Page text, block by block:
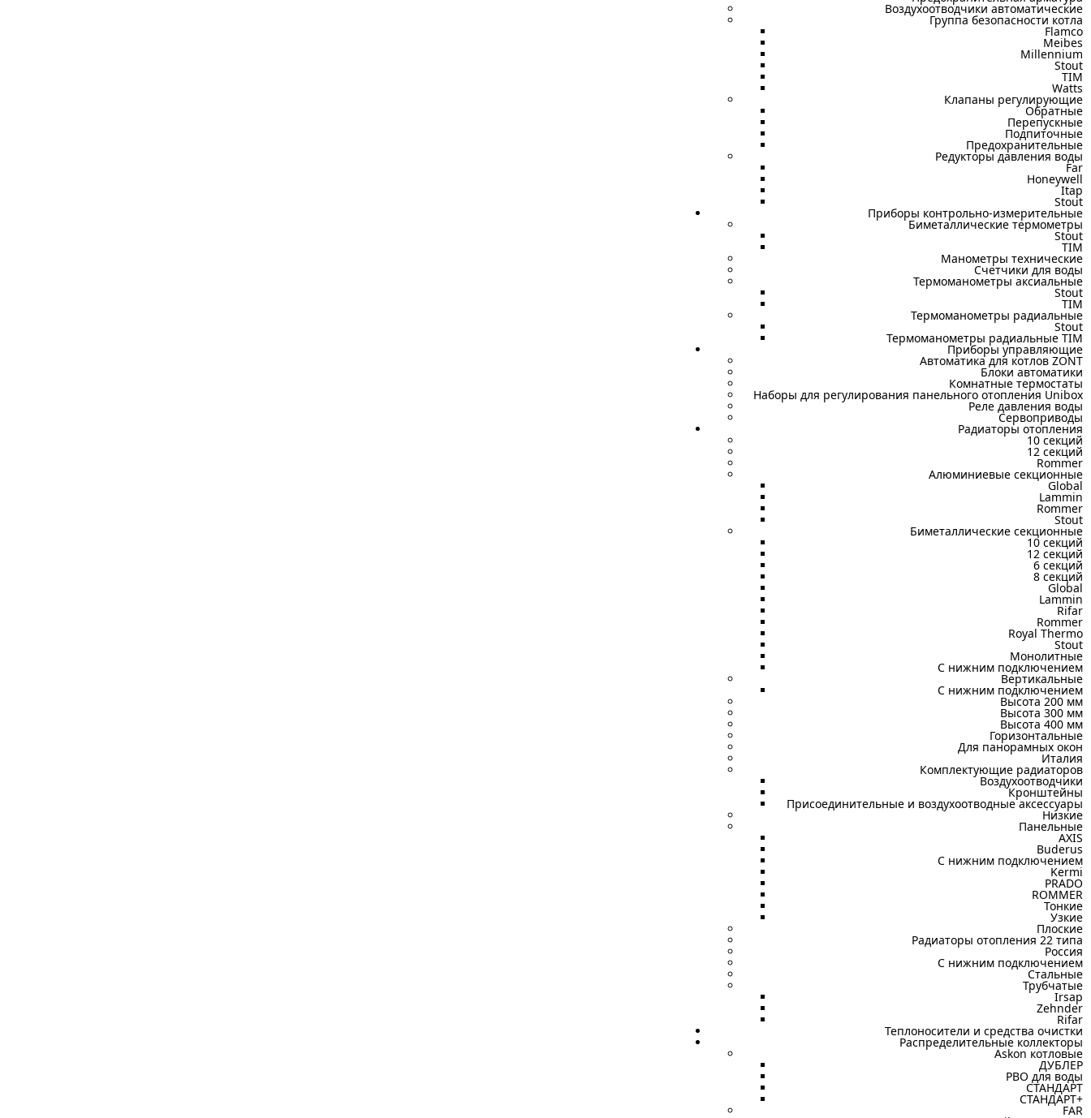
Воздухоотводчики автоматические
Группа безопасности котла
Flamco
Meibes
Millennium
Stout
TIM
Watts
Клапаны регулирующие
Обратные
Перепускные
Подпиточные
Предохранительные
Редукторы давления воды
Far
Honeywell
Itap
Stout
Приборы контрольно-измерительные
Биметаллические термометры
Stout
TIM
Манометры технические
Счетчики для воды
Термоманометры аксиальные
Stout
TIM
Термоманометры радиальные
Stout
Термоманометры радиальные TIM
Приборы управляющие
Автоматика для котлов ZONT
Блоки автоматики
Комнатные термостаты
Наборы для регулирования панельного отопления Unibox
Реле давления воды
Сервоприводы
Радиаторы отопления
10 секций
12 секций
Rommer
Алюминиевые секционные
Global
Lammin
Rommer
Stout
Биметаллические секционные
10 секций
12 секций
6 секций
8 секций
Global
Lammin
Rifar
Rommer
Royal Thermo
Stout
Монолитные
С нижним подключением
Вертикальные
С нижним подключением
Высота 200 мм
Высота 300 мм
Высота 400 мм
Горизонтальные
Для панорамных окон
Италия
Комплектующие радиаторов
Воздухоотводчики
Кронштейны
Присоединительные и воздухоотводные аксессуары
Низкие
Панельные
AXIS
Buderus
C нижним подключением
Kermi
PRADO
ROMMER
Тонкие
Узкие
Плоские
Радиаторы отопления 22 типа
Россия
С нижним подключением
Стальные
Трубчатые
Irsap
Zehnder
Rifar
Теплоносители и средства очистки
Распределительные коллекторы
Askon котловые
ДУБЛЕР
РВО для воды
СТАНДАРТ
СТАНДАРТ+
FAR